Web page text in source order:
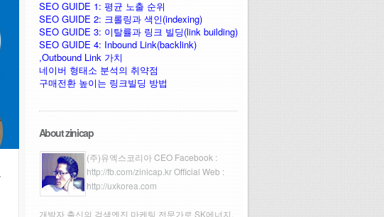
SEO GUIDE 1: 평균 노출 순위
SEO GUIDE 2: 크롤링과 색인(indexing)
SEO GUIDE 3: 이탈률과 링크 빌딩(link building)
SEO GUIDE 4: Inbound Link(backlink)
,Outbound Link 가치
네이버 형태소 분석의 취약점
구매전환 높이는 링크빌딩 방법
About zinicap
(주)유엑스코리아 CEO Facebook :
http://fb.com/zinicap.krOfficial Web :
http://uxkorea.com
개발자 출신의 검색엔진 마케팅 전문가로 SK에너지,